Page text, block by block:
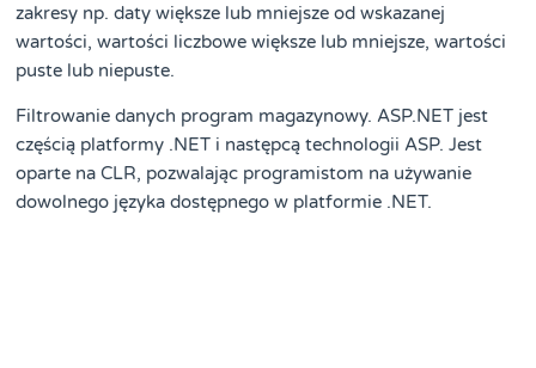
zakresy np. daty większe lub mniejsze od wskazanej
wartości, wartości liczbowe większe lub mniejsze, wartości
puste lub niepuste.
Filtrowanie danych program magazynowy. ASP.NET jest
częścią platformy .NET i następcą technologii ASP. Jest
oparte na CLR, pozwalając programistom na używanie
dowolnego języka dostępnego w platformie .NET.